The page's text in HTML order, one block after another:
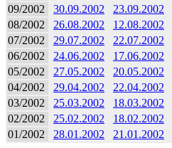
09/2002
30.09.2002 23.09.2002
08/2002
26.08.2002 12.08.2002
07/2002
29.07.2002 22.07.2002
06/2002
24.06.2002 17.06.2002
05/2002
27.05.2002 20.05.2002
04/2002
29.04.2002 22.04.2002
03/2002
25.03.2002 18.03.2002
02/2002
25.02.2002 18.02.2002
01/2002
28.01.2002 21.01.2002